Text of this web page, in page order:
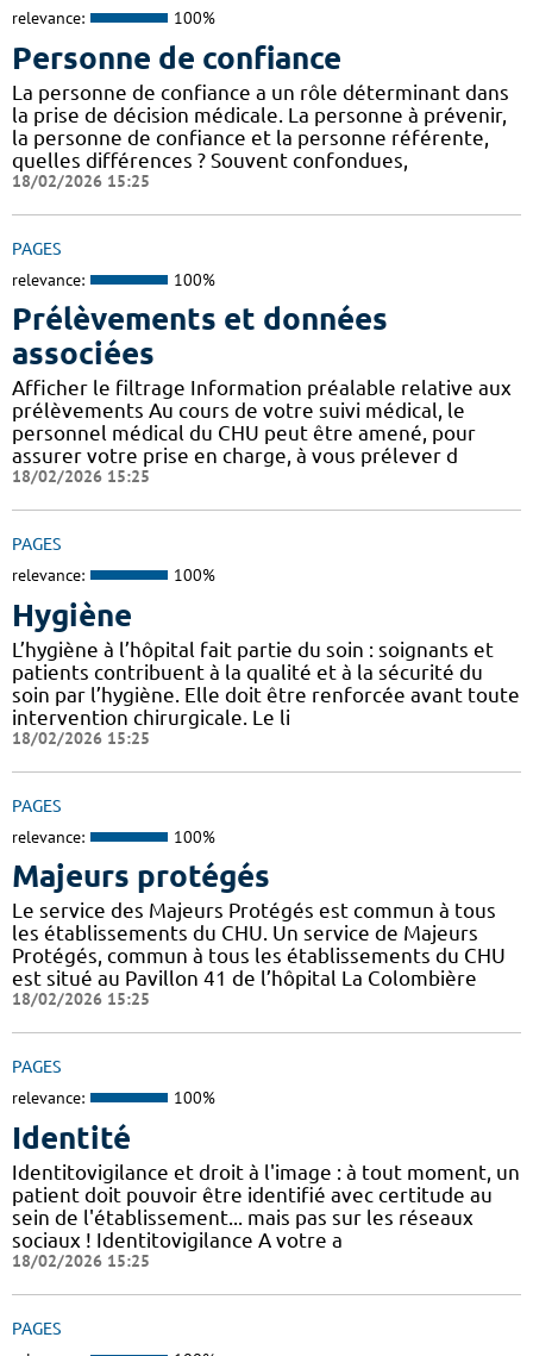
relevance: 100%
Personne de confiance
La personne de confiance a un rôle déterminant dans
la prise de décision médicale. La personne à prévenir,
la personne de confiance et la personne référente,
quelles différences ? Souvent confondues,
18/02/2026 15:25
PAGES
relevance: 100%
Prélèvements et données
associées
Afficher le filtrage Information préalable relative aux
prélèvements Au cours de votre suivi médical, le
personnel médical du CHU peut être amené, pour
assurer votre prise en charge, à vous prélever d
18/02/2026 15:25
PAGES
relevance: 100%
Hygiène
L’hygiène à l’hôpital fait partie du soin : soignants et
patients contribuent à la qualité et à la sécurité du
soin par l’hygiène. Elle doit être renforcée avant toute
intervention chirurgicale. Le li
18/02/2026 15:25
PAGES
relevance: 100%
Majeurs protégés
Le service des Majeurs Protégés est commun à tous
les établissements du CHU. Un service de Majeurs
Protégés, commun à tous les établissements du CHU
est situé au Pavillon 41 de l’hôpital La Colombière
18/02/2026 15:25
PAGES
relevance: 100%
Identité
Identitovigilance et droit à l'image : à tout moment, un
patient doit pouvoir être identifié avec certitude au
sein de l'établissement... mais pas sur les réseaux
sociaux ! Identitovigilance A votre a
18/02/2026 15:25
PAGES